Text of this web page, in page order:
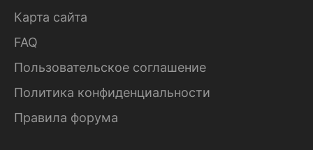
Карта сайта
FAQ
Пользовательское соглашение
Политика конфиденциальности
Правила форума